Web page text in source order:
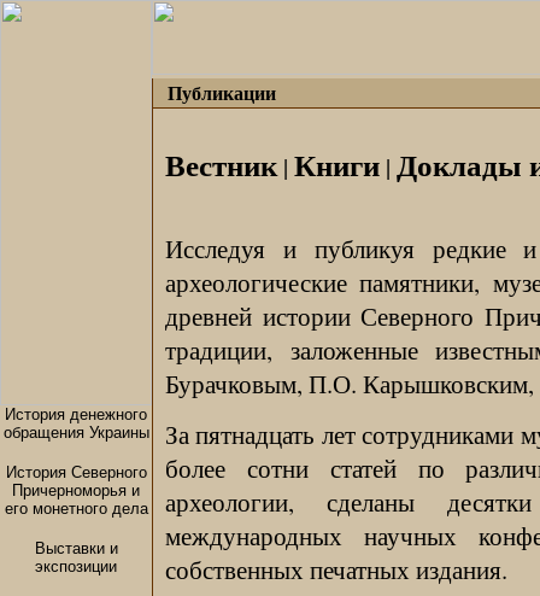
История денежного
обращения Украины
История Северного
Причерноморья и
его монетного дела
Выставки и
экспозиции
Публикации
Вестник| Книги | Доклады
Исследуя и публикуя редкие
археологические памятники,
древней истории Северного
традиции, заложенные
Бурачковым, П.О. Карышковским,
За пятнадцать лет сотрудниками
более сотни статей по
археологии, сделаны
международных научных
собственных печатных издания.